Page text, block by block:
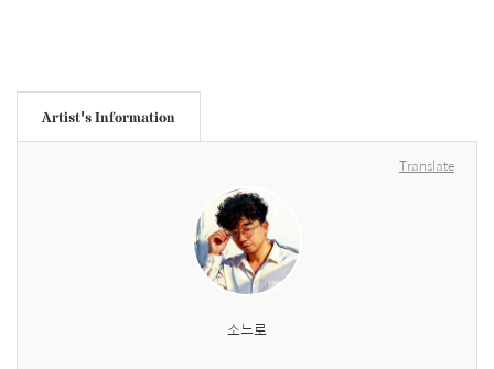
Artist's Information
Translate
소느로